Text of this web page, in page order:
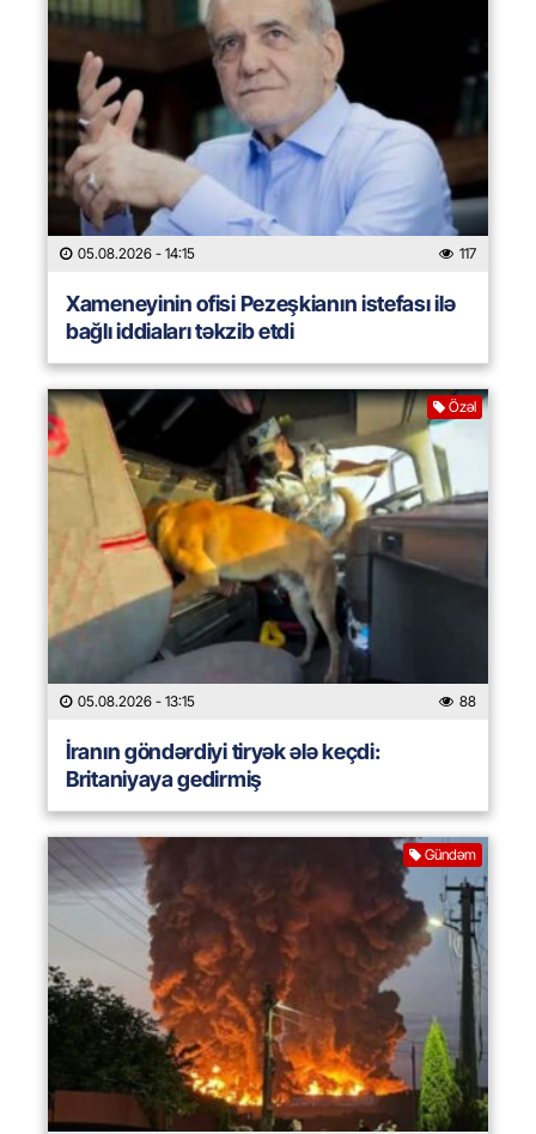
05.08.2026 - 14:15 117
Xameneyinin ofisi Pezeşkianın istefası ilə
bağlı iddiaları təkzib etdi
Özəl
05.08.2026 - 13:15 88
İranın göndərdiyi tiryək ələ keçdi:
Britaniyaya gedirmiş
Gündəm